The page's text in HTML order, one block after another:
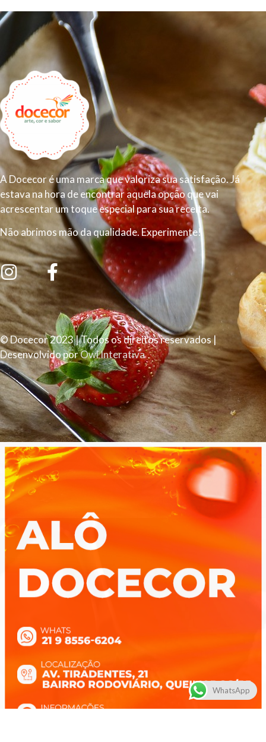
A Docecor é uma marca que valoriza sua satisfação. Já
estava na hora de encontrar aquela opção que vai
acrescentar um toque especial para sua receita.
Não abrimos mão da qualidade. Experimente!
© Docecor 2023 | Todos os direitos reservados |
Desenvolvido porOwl Interativa
WhatsApp